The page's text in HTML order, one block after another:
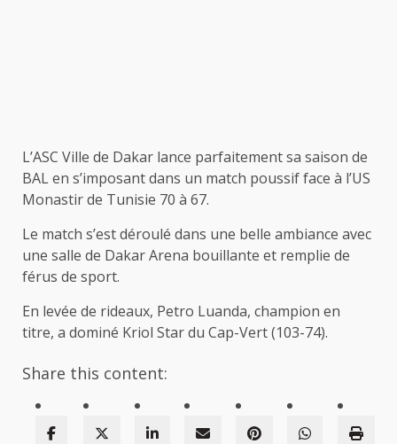
L’ASC Ville de Dakar lance parfaitement sa saison de
BAL en s’imposant dans un match poussif face à l’US
Monastir de Tunisie 70 à 67.
Le match s’est déroulé dans une belle ambiance avec
une salle de Dakar Arena bouillante et remplie de
férus de sport.
En levée de rideaux, Petro Luanda, champion en
titre, a dominé Kriol Star du Cap-Vert (103-74).
Share this content: